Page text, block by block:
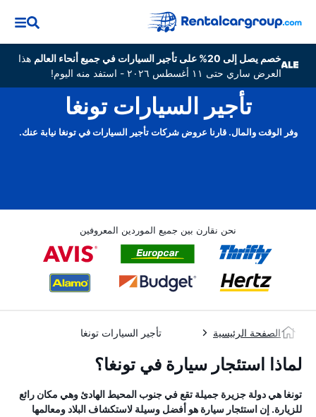
خصم يصل إلى 20% على تأجير السيارات في جميع أنحاء العالم
هذا
العرض ساري حتى ١١ أغسطس ٢٠٢٦ - استفد منه اليوم!
تأجير السيارات تونغا
وفر الوقت والمال. قارنا عروض شركات تأجير السيارات في تونغا نيابة عنك.
نحن نقارن بين جميع الموردين المعروفين
الصفحة الرئيسية تأجير السيارات تونغا
لماذا استئجار سيارة في تونغا؟
تونغا هي دولة جزيرة جميلة تقع في جنوب المحيط الهادئ وهي مكان رائع
للزيارة. إن استئجار سيارة هو أفضل وسيلة لاستكشاف البلاد ومعالمها